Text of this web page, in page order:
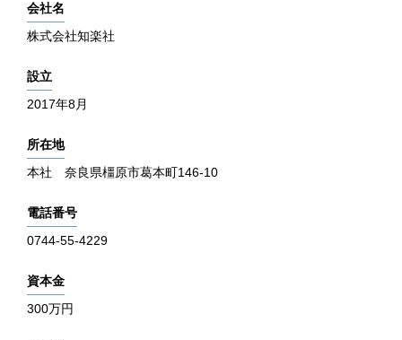
会社名
株式会社知楽社
設立
2017年8月
所在地
本社 奈良県橿原市葛本町146-10
電話番号
0744-55-4229
資本金
300万円